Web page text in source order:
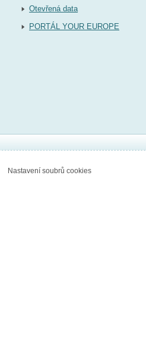
Otevřená data
PORTÁL YOUR EUROPE
Nastavení soubrů cookies